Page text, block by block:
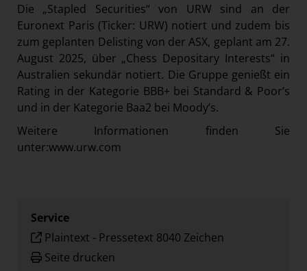
Die „Stapled Securities“ von URW sind an der
Euronext Paris (Ticker: URW) notiert und zudem bis
zum geplanten Delisting von der ASX, geplant am 27.
August 2025, über „Chess Depositary Interests“ in
Australien sekundär notiert. Die Gruppe genießt ein
Rating in der Kategorie BBB+ bei Standard & Poor’s
und in der Kategorie Baa2 bei Moody’s.
Weitere Informationen finden Sie
unter:www.urw.com
Service
Plaintext - Pressetext 8040 Zeichen
Seite drucken